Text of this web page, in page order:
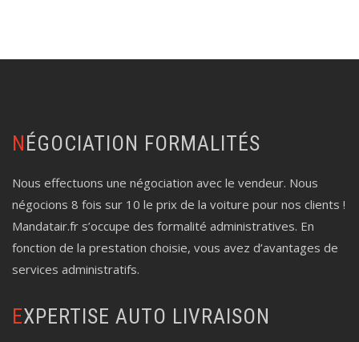
NÉGOCIATION FORMALITÉS
Nous effectuons une négociation avec le vendeur. Nous
négocions 8 fois sur 10 le prix de la voiture pour nos clients !
Mandatair.fr s’occupe des formalité administratives. En
fonction de la prestation choisie, vous avez d’avantages de
services administratifs.
EXPERTISE AUTO LIVRAISON